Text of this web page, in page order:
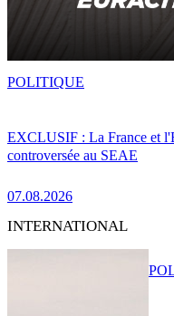
EXCLUSIF : La France et
controversée au SEAE
07.08.2026
POLITIQUE
INTERNATIONAL